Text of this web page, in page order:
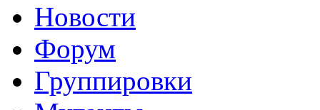
Новости
Форум
Группировки